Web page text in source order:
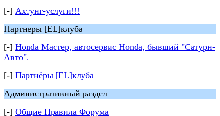
[-] Ахтунг-услуги!!!
Партнеры [EL]клуба
[-] Honda Мастер, автосервис Honda, бывший "Сатурн-
Авто".
[-] Партнёры [EL]клуба
Административный раздел
[-] Общие Правила Форума